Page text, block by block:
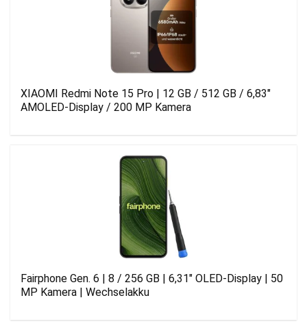
XIAOMI Redmi Note 15 Pro | 12 GB / 512 GB / 6,83″
AMOLED-Display / 200 MP Kamera
Fairphone Gen. 6 | 8 / 256 GB | 6,31″ OLED-Display | 50
MP Kamera | Wechselakku